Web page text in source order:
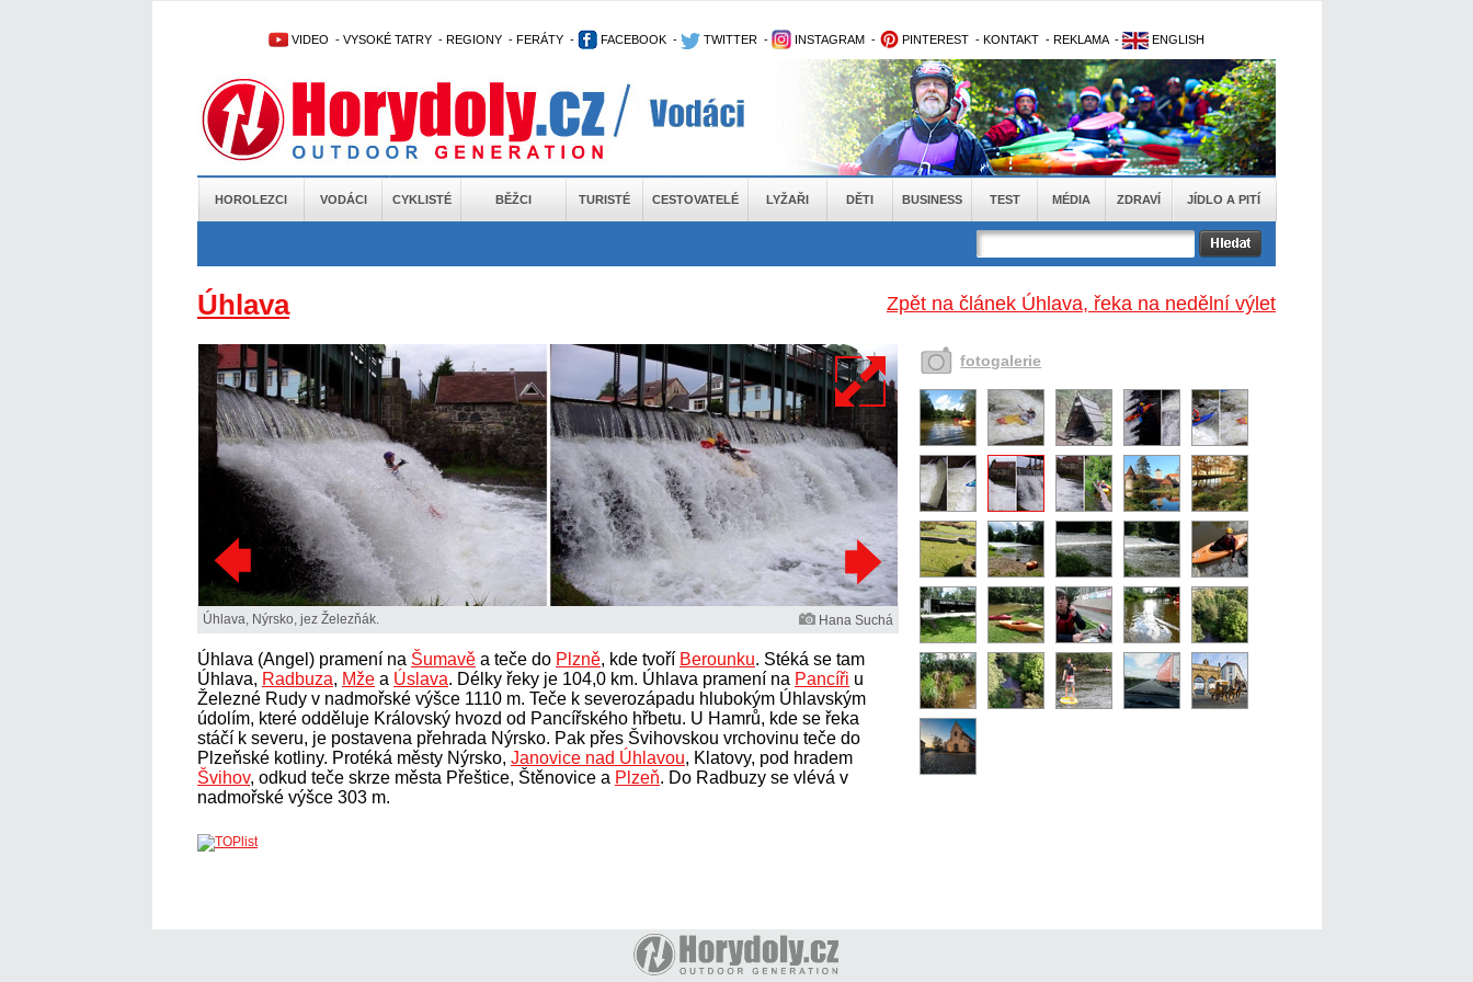
VIDEO - VYSOKÉ TATRY - REGIONY - FERÁTY - FACEBOOK - TWITTER - INSTAGRAM - PINTEREST - KONTAKT - REKLAMA - ENGLISH
HOROLEZCI VODÁCI CYKLISTÉ BĚŽCI TURISTÉ CESTOVATELÉ LYŽAŘI DĚTI BUSINESS TEST MÉDIA ZDRAVÍ JÍDLO A PITÍ
Zpět na článek Úhlava, řeka na nedělní výlet
Úhlava
Úhlava, Nýrsko, jez Železňák. Hana Suchá
Úhlava (Angel) pramení na Šumavě a teče do Plzně, kde tvoří Berounku. Stéká se tam
Úhlava, Radbuza, Mže a Úslava. Délky řeky je 104,0 km. Úhlava pramení na Pancíři u
Železné Rudy v nadmořské výšce 1110 m. Teče k severozápadu hlubokým Úhlavským
údolím, které odděluje Královský hvozd od Pancířského hřbetu. U Hamrů, kde se řeka
stáčí k severu, je postavena přehrada Nýrsko. Pak přes Švihovskou vrchovinu teče do
Plzeňské kotliny. Protéká městy Nýrsko, Janovice nad Úhlavou, Klatovy, pod hradem
Švihov, odkud teče skrze města Přeštice, Štěnovice a Plzeň. Do Radbuzy se vlévá v
nadmořské výšce 303 m.
fotogalerie